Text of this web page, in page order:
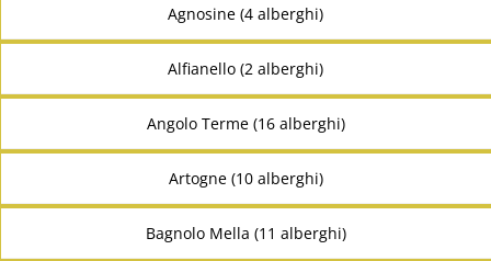
Agnosine (4 alberghi)
Alfianello (2 alberghi)
Angolo Terme (16 alberghi)
Artogne (10 alberghi)
Bagnolo Mella (11 alberghi)